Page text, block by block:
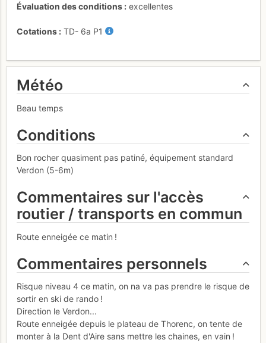
Évaluation des conditions
excellentes
Cotations TD- 6a P1
Météo
Beau temps
Conditions
Bon rocher quasiment pas patiné, équipement standard
Verdon (5-6m)
Commentaires sur l'accès
routier / transports en commun
Route enneigée ce matin !
Commentaires personnels
Risque niveau 4 ce matin, on na va pas prendre le risque de
sortir en ski de rando !
Direction le Verdon...
Route enneigée depuis le plateau de Thorenc, on tente de
monter à la Dent d'Aire sans mettre les chaines, en vain !